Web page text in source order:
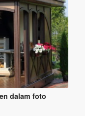
dalam foto